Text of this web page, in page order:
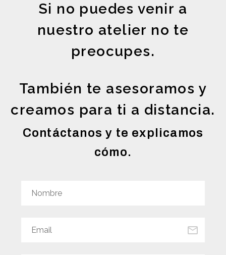
Si no puedes venir a
nuestro atelier no te
preocupes.
También te asesoramos y
creamos para ti a distancia.
Contáctanos y te explicamos
cómo.